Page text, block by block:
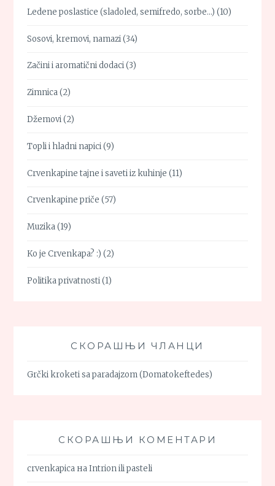
Ledene poslastice (sladoled, semifredo, sorbe…) (10)
Sosovi, kremovi, namazi(34)
Začini i aromatični dodaci(3)
Zimnica(2)
Džemovi(2)
Topli i hladni napici(9)
Crvenkapine tajne i saveti iz kuhinje (11)
Crvenkapine priče (57)
Muzika(19)
Ko je Crvenkapa? :) (2)
Politika privatnosti(1)
СКОРАШЊИ ЧЛАНЦИ
Grčki kroketi sa paradajzom (Domatokeftedes)
СКОРАШЊИ КОМЕНТАРИ
crvenkapica наIntrion ili pasteli